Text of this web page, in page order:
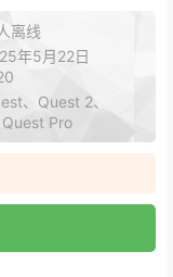
离线
年5月22日
、Quest 2、
Pro